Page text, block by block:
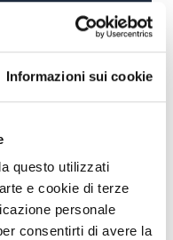
Informazioni sui cookie
questo utilizzati
e cookie di terze
personale
consentirti di avere la